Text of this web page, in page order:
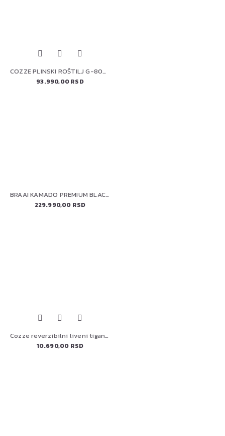
COZZE PLINSKI ROŠTILJ G-800 PLANCHA (90516)
93.990,00 RSD
BRAAI KAMADO PREMIUM BLACK 22" (56 cm)
229.990,00 RSD
Cozze reverzibilni liveni tiganj sa bambusovim postoljem 330x330 – 90327
10.690,00 RSD